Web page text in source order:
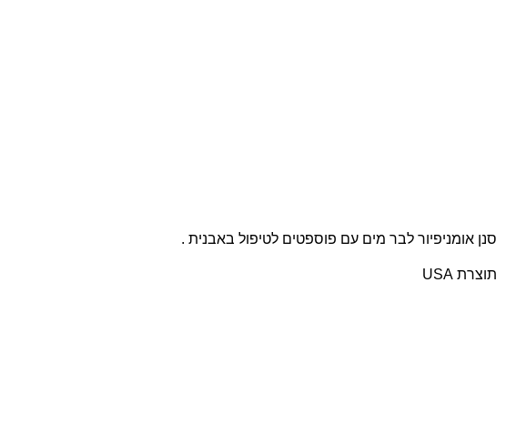
סנן אומניפיור לבר מים עם פוספטים לטיפול באבנית .
תוצרת USA